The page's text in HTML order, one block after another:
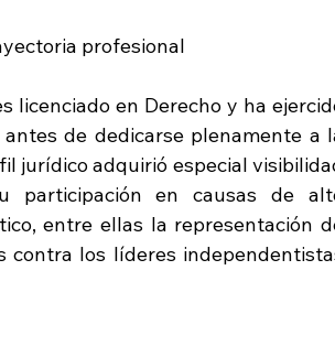
profesional
licenciado en Derecho y ha
de dedicarse plenamente a
jurídico adquirió especial
participación en causas de
entre ellas la representación
contra los líderes